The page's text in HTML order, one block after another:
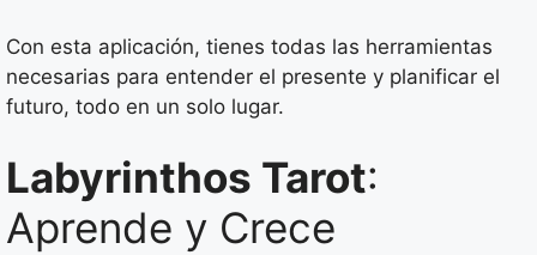
Con esta aplicación, tienes todas las herramientas
necesarias para entender el presente y planificar el
futuro, todo en un solo lugar.
Labyrinthos Tarot:
Aprende y Crece